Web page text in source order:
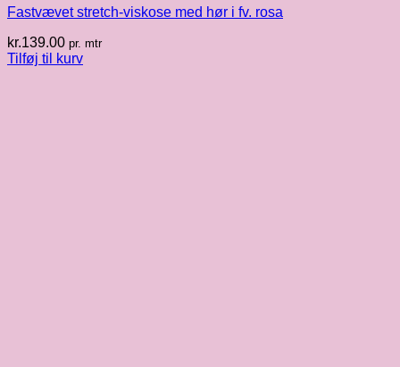
Fastvævet stretch-viskose med hør i fv. rosa
kr.139.00 pr. mtr
Tilføj til kurv